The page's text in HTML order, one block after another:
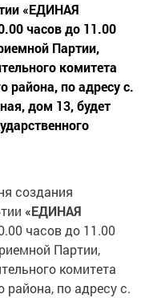
«ЕДИНАЯ
часов до 11.00
Партии,
комитета
по адресу с.
дом 13, будет
создания
«ЕДИНАЯ
часов до 11.00
Партии,
комитета
по адресу с.